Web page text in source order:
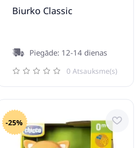
Biurko Classic
Piegāde: 12-14 dienas
0 Atsauksme(s)
-25%